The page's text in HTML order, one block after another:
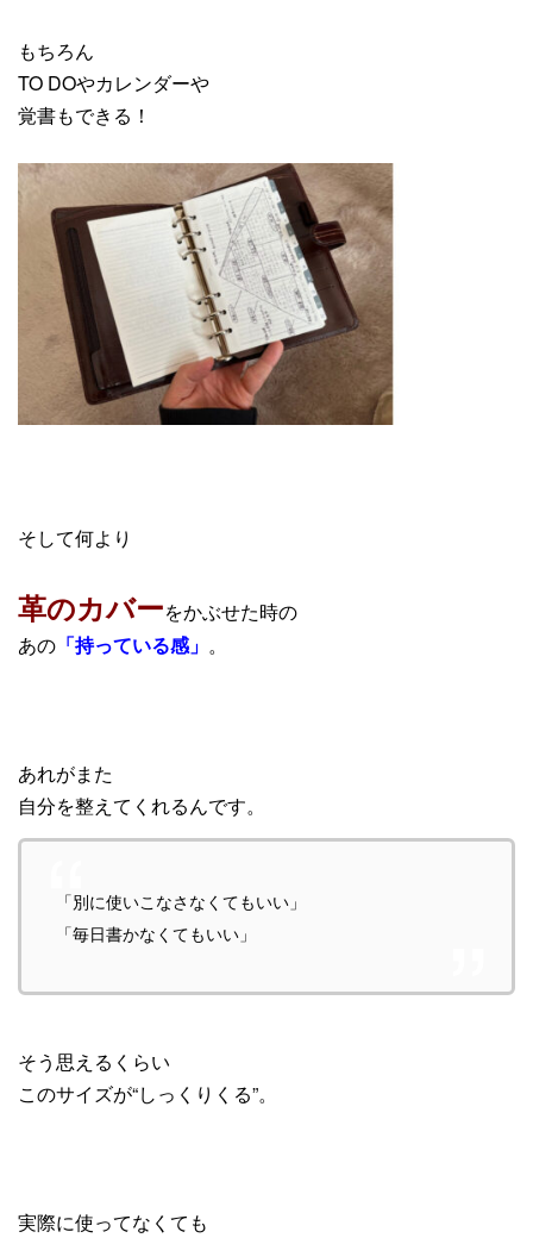
もちろん
TO DOやカレンダーや
覚書もできる！
そして何より
革のカバーをかぶせた時の
あの 「持っている感」 。
あれがまた
自分を整えてくれるんです。
「別に使いこなさなくてもいい」
「毎日書かなくてもいい」
そう思えるくらい
このサイズが“しっくりくる”。
実際に使ってなくても